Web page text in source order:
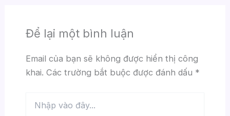
Để lại một bình luận
Email của bạn sẽ không được hiển thị công
khai. Các trường bắt buộc được đánh dấu *
vào